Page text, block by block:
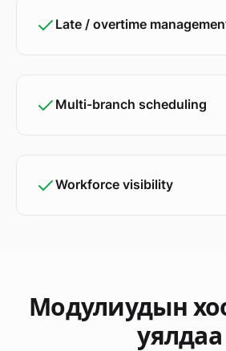
Late / overtime
Multi-branch scheduling
Workforce visibility
Модулиудын
уялдаа